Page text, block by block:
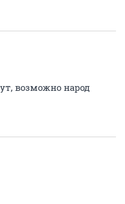
возможно народ